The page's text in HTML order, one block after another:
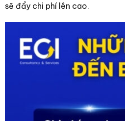
sẽ đẩy chi phí lên cao.